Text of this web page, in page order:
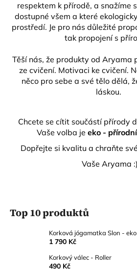
respektem k přírodě, a snažíme
dostupné všem a které
prostředí. Je pro nás důležité
tak propojení s
Těší nás, že produkty od Aryama
ze cvičení. Motivaci ke cvičení.
něco pro sebe a své tělo dělá,
láskou.
Chcete se cítit součástí přírody
Vaše volba je eko -
Dopřejte si kvalitu a chraňte
Vaše Aryama :)
Top 10 produktů
Korková jógamatka Slon -
1 790 Kč
Korkový válec - Roller
490 Kč